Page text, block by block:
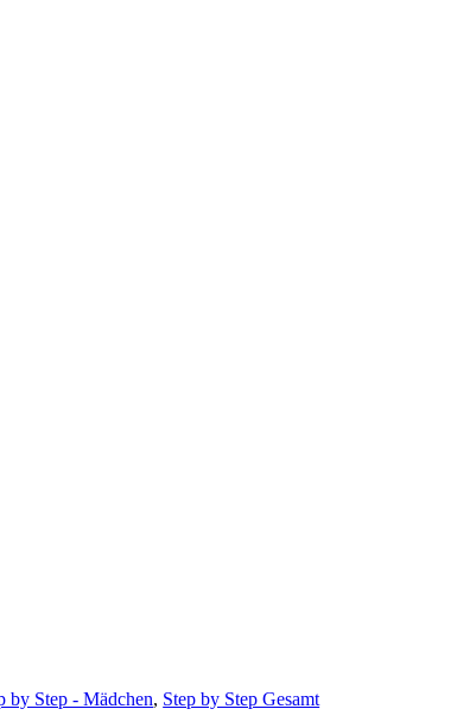
by Step - Mädchen, Step by Step Gesamt